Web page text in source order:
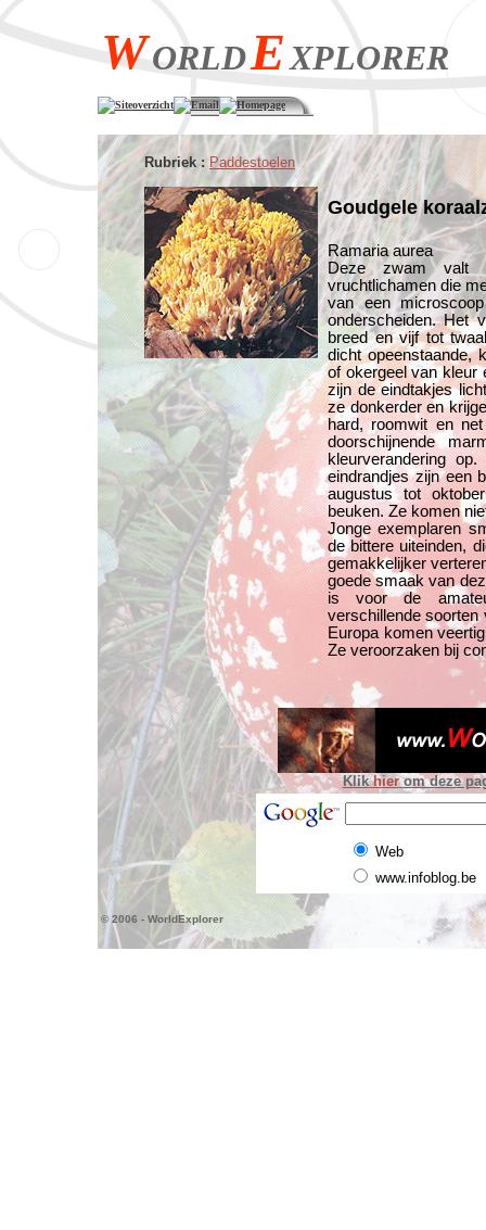
WORLDEXPLORER
Siteoverzicht Email Homepage
Rubriek : Paddestoelen
Goudgele
Ramaria aurea
Deze zwam valt
vruchtlichamen die
van een
onderscheiden. Het
breed en vijf tot
dicht opeenstaande,
of okergeel van kleur
zijn de eindtakjes
ze donkerder en
hard, roomwit en
doorschijnende
kleurverandering
eindrandjes zijn een
augustus tot
beuken. Ze komen
Jonge exemplaren
de bittere uiteinden,
gemakkelijker
goede smaak van
is voor de
verschillende soorten
Europa komen
Ze veroorzaken bij
Klik hier om deze
Web
www.infoblog.be
© 2006 - WorldExplorer